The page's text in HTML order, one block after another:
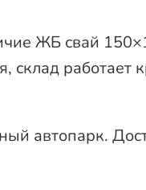
ЖБ свай
работает
автопарк.